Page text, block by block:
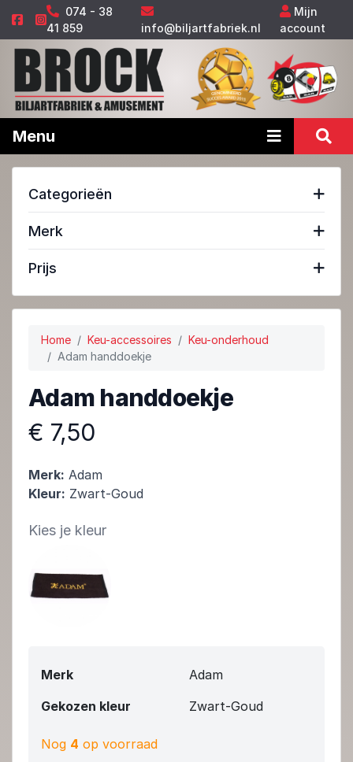
074 - 38
41 859
info@biljartfabriek.nl
Mijn
account
Menu
Categorieën
Merk
Prijs
Home Keu-accessoires
Keu-onderhoud
Adam handdoekje
Adam handdoekje
€ 7,50
Merk: Adam
Kleur: Zwart-Goud
Kies je kleur
Merk
Adam
Gekozen kleur
Zwart-Goud
Nog 4 op voorraad